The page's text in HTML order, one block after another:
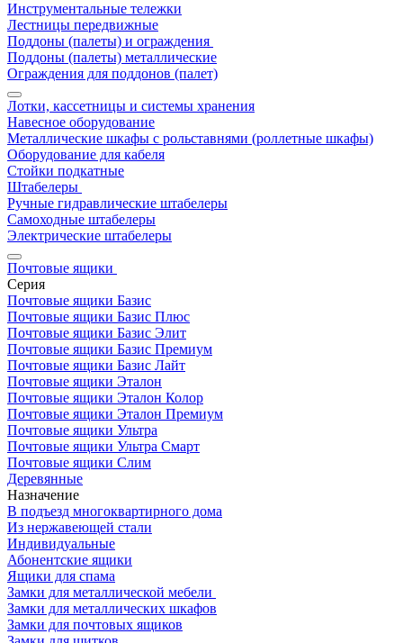
Инструментальные тележки
Лестницы передвижные
Поддоны (палеты) и ограждения
Поддоны (палеты) металлические
Ограждения для поддонов (палет)
Лотки, кассетницы и системы хранения
Навесное оборудование
Металлические шкафы с рольставнями (роллетные шкафы)
Оборудование для кабеля
Стойки подкатные
Штабелеры
Ручные гидравлические штабелеры
Самоходные штабелеры
Электрические штабелеры
Почтовые ящики
Серия
Почтовые ящики Базис
Почтовые ящики Базис Плюс
Почтовые ящики Базис Элит
Почтовые ящики Базис Премиум
Почтовые ящики Базис Лайт
Почтовые ящики Эталон
Почтовые ящики Эталон Колор
Почтовые ящики Эталон Премиум
Почтовые ящики Ультра
Почтовые ящики Ультра Смарт
Почтовые ящики Слим
Деревянные
Назначение
В подъезд многоквартирного дома
Из нержавеющей стали
Индивидуальные
Абонентские ящики
Ящики для спама
Замки для металлической мебели
Замки для металлических шкафов
Замки для почтовых ящиков